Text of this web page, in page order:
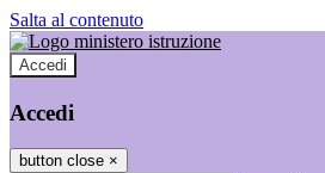
Salta al contenuto
Accedi
Accedi
button close ×